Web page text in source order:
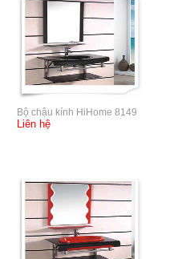
Bộ chậu kính HiHome 8149
Liên hệ